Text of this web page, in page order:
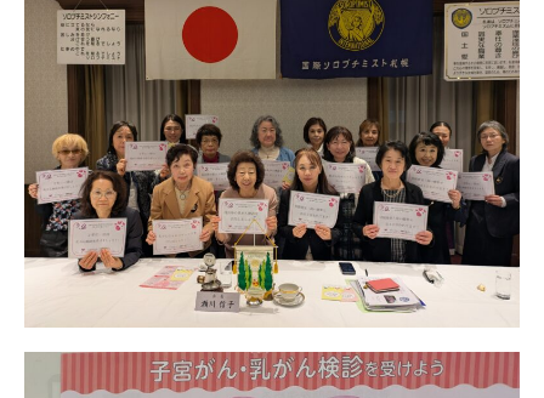
国際ソロプチミスト
アメリカ
SIA
日本北リジョン
JAPAN KITA